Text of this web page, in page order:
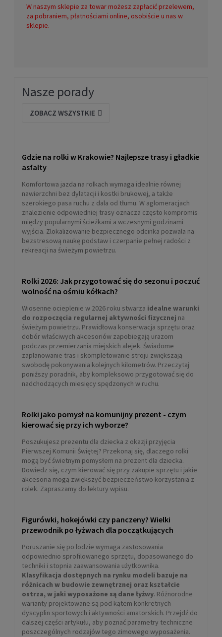
W naszym sklepie za towar możesz zapłacić przelewem,
za pobraniem, płatnościami online, osobiście u nas w
sklepie.
Nasze porady
ZOBACZ WSZYSTKIE
Gdzie na rolki w Krakowie? Najlepsze trasy i gładkie
asfalty
Komfortowa jazda na rolkach wymaga idealnie równej
nawierzchni bez dylatacji i kostki brukowej, a także
szerokiego pasa ruchu z dala od tłumu. W aglomeracjach
znalezienie odpowiedniej trasy oznacza często kompromis
między popularnymi ścieżkami a wczesnymi godzinami
wyjścia. Zlokalizowanie bezpiecznego odcinka pozwala na
bezstresową naukę podstaw i czerpanie pełnej radości z
rekreacji na świeżym powietrzu.
Rolki 2026: Jak przygotować się do sezonu i poczuć
wolność na ośmiu kółkach?
Wiosenne ocieplenie w 2026 roku stwarza idealne warunki
do rozpoczęcia regularnej aktywności fizycznej na
świeżym powietrzu. Prawidłowa konserwacja sprzętu oraz
dobór właściwych akcesoriów zapobiegają urazom
podczas przemierzania miejskich alejek. Świadome
zaplanowanie tras i skompletowanie stroju zwiększają
swobodę pokonywania kolejnych kilometrów. Przeczytaj
poniższy poradnik, aby kompleksowo przygotować się do
nadchodzących miesięcy spędzonych w ruchu.
Rolki jako pomysł na komunijny prezent - czym
kierować się przy ich wyborze?
Poszukujesz prezentu dla dziecka z okazji przyjęcia
Pierwszej Komunii Świętej? Przekonaj się, dlaczego rolki
mogą być świetnym pomysłem na prezent dla dziecka.
Dowiedz się, czym kierować się przy zakupie sprzętu i jakie
akcesoria mogą zwiększyć bezpieczeństwo korzystania z
rolek. Zapraszamy do lektury wpisu.
Figurówki, hokejówki czy panczeny? Wielki
przewodnik po łyżwach dla początkujących
Poruszanie się po lodzie wymaga zastosowania
odpowiednio sprofilowanego sprzętu, dopasowanego do
techniki i stopnia zaawansowania użytkownika.
Klasyfikacja dostępnych na rynku modeli bazuje na
różnicach w budowie zewnętrznej oraz kształcie
ostrza, w jaki wyposażone są dane łyżwy. Różnorodne
warianty projektowane są pod kątem konkretnych
dyscyplin sportowych i aktywności amatorskich. Przejdź do
dalszej części artykułu, aby poznać parametry techniczne
poszczególnych rodzajów tego zimowego wyposażenia.